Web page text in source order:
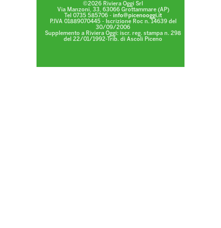
©2026 Riviera Oggi Srl
Via Manzoni, 33, 63066 Grottammare (AP)
Tel 0735 585706 - info@picenooggi.it
P.IVA 01889070445 - Iscrizione Roc n. 14639 del
30/09/2006
Supplemento a Riviera Oggi: iscr. reg. stampa n. 298
del 22/01/1992-Trib. di Ascoli Piceno